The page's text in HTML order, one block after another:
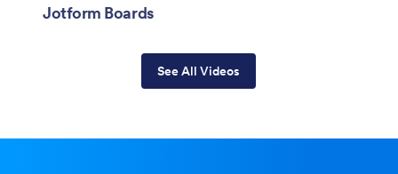
Jotform Boards
See All Videos